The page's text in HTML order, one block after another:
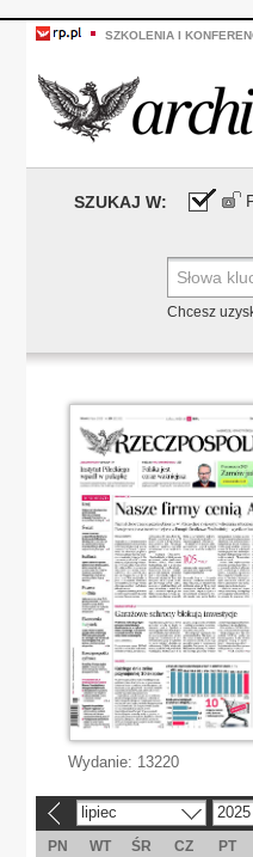
SZKOLENIA I
SZUKAJ W:
Chcesz
Wydanie: 13220
lipiec 2025
PN WT ŚR CZ PT